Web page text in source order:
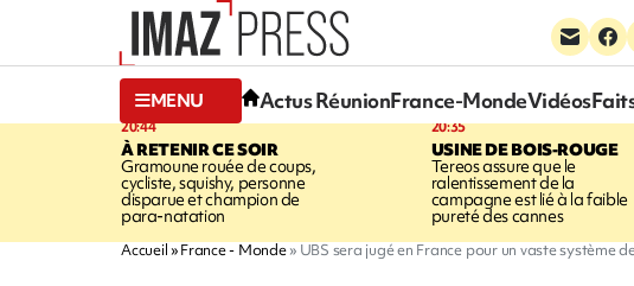
MENU Actus RéunionFrance-MondeVidéos
20:44
À RETENIR CE SOIR
Gramoune rouée de coups,
cycliste, squishy, personne
disparue et champion de
para-natation
20:35
USINE DE BOIS-ROUGE
Tereos assure que le
ralentissement de la
campagne est lié à la faible
pureté des cannes
Accueil France - Monde UBS sera jugé en France pour un vaste système